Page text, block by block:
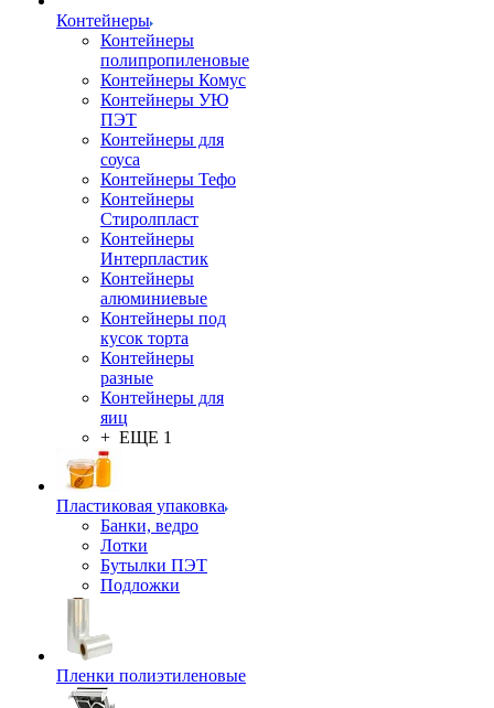
Контейнеры
Контейнеры
полипропиленовые
Контейнеры Комус
Контейнеры УЮ
ПЭТ
Контейнеры для
соуса
Контейнеры Тефо
Контейнеры
Стиролпласт
Контейнеры
Интерпластик
Контейнеры
алюминиевые
Контейнеры под
кусок торта
Контейнеры
разные
Контейнеры для
яиц
+ ЕЩЕ 1
Пластиковая упаковка
Банки, ведро
Лотки
Бутылки ПЭТ
Подложки
Пленки полиэтиленовые